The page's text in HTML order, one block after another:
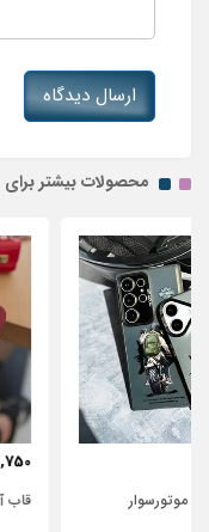
ارسال دیدگاه
محصولات بیشتر برای
قاب آیفون چرمی طرح مار